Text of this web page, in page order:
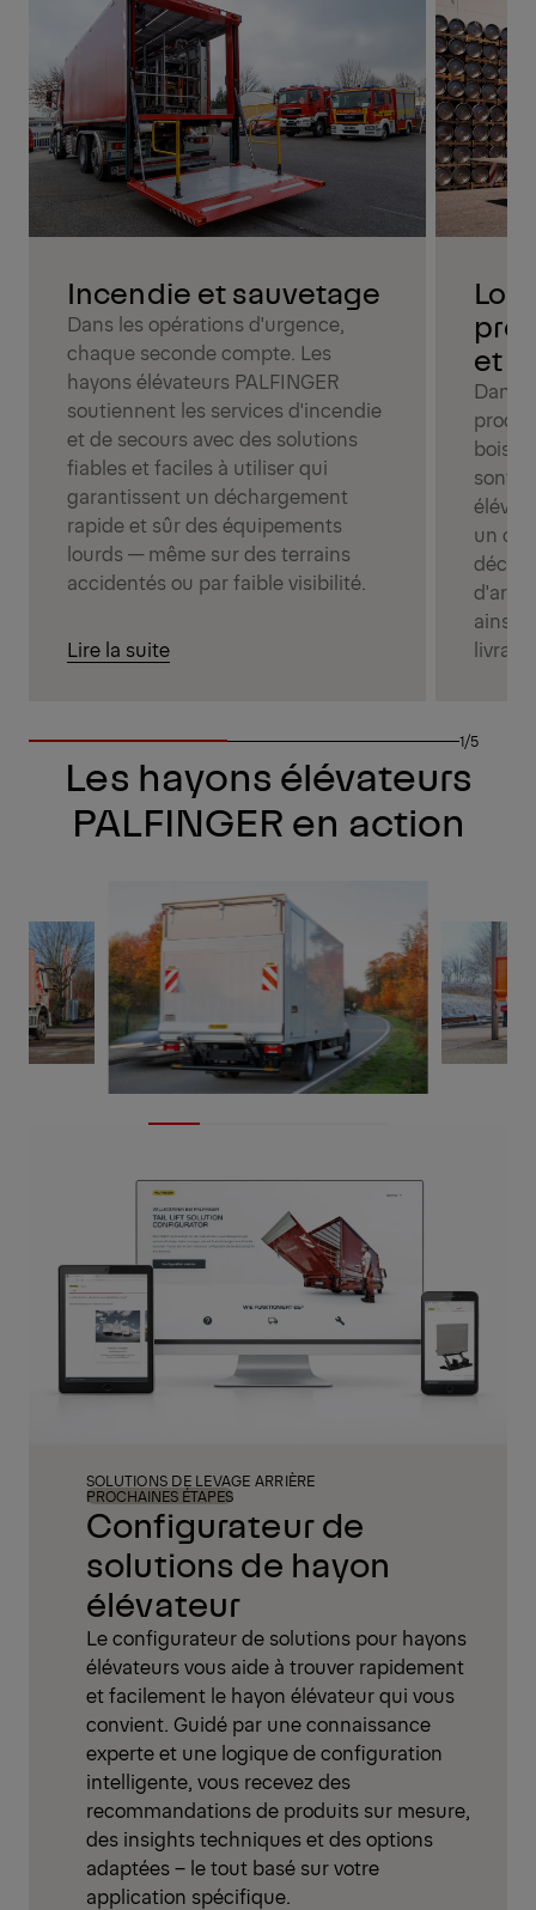
Incendie et sauvetage
Dans les opérations d'urgence,
chaque seconde compte. Les
hayons élévateurs PALFINGER
soutiennent les services d'incendie
et de secours avec des solutions
fiables et faciles à utiliser qui
garantissent un déchargement
rapide et sûr des équipements
lourds — même sur des terrains
accidentés ou par faible visibilité.
Lire la suite
et
Dans
sont
un
ainsi
1/5
Les hayons élévateurs
PALFINGER en action
Configurateur de
solutions de hayon
élévateur
SOLUTIONS DE LEVAGE ARRIÈRE
PROCHAINES ÉTAPES
Le configurateur de solutions pour hayons
élévateurs vous aide à trouver rapidement
et facilement le hayon élévateur qui vous
convient. Guidé par une connaissance
experte et une logique de configuration
intelligente, vous recevez des
recommandations de produits sur mesure,
des insights techniques et des options
adaptées – le tout basé sur votre
application spécifique.